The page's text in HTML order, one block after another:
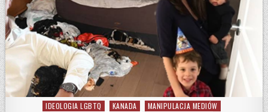
Posted in
IDEOLOGIA LGBTQ KANADA
MANIPULACJA MEDIÓW